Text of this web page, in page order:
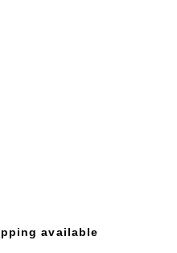
available